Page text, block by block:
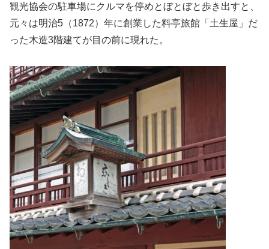
観光協会の駐車場にクルマを停めとぼとぼと歩き出すと、
元々は明治5（1872）年に創業した料亭旅館「土生屋」だ
った木造3階建てが目の前に現れた。